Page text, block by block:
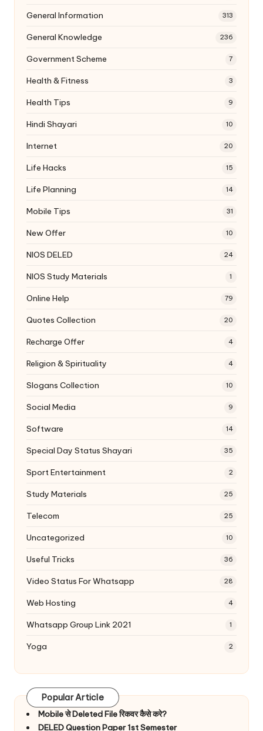
General Information 313
General Knowledge 236
Government Scheme 7
Health & Fitness 3
Health Tips 9
Hindi Shayari 10
Internet 20
Life Hacks 15
Life Planning 14
Mobile Tips 31
New Offer 10
NIOS DELED 24
NIOS Study Materials 1
Online Help 79
Quotes Collection 20
Recharge Offer 4
Religion & Spirituality 4
Slogans Collection 10
Social Media 9
Software 14
Special Day Status Shayari 35
Sport Entertainment 2
Study Materials 25
Telecom 25
Uncategorized 10
Useful Tricks 36
Video Status For Whatsapp 28
Web Hosting 4
Whatsapp Group Link 2021 1
Yoga 2
Popular Article
Mobile से Deleted File रिकवर कैसे करे?
DELED Question Paper 1st Semester